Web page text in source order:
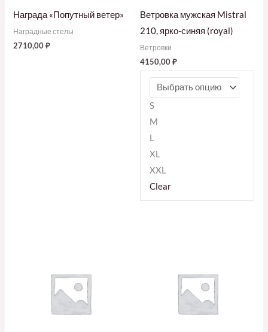
Награда «Попутный ветер»
Наградные стелы
2710,00₽
Ветровка мужская Mistral
210, ярко-синяя (royal)
Ветровки
4150,00₽
S
M
L
XL
XXL
Clear